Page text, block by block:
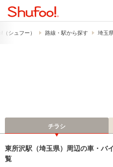
シュフー） 路線・駅から探す 埼玉
チラシ
東所沢駅（埼玉県）周辺の車・バ
覧